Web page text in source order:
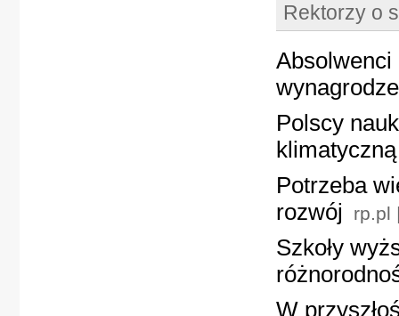
Rektorzy
Polscy
klimatyczną
Potrzeba
rozwój
rp.pl
Szkoły
W